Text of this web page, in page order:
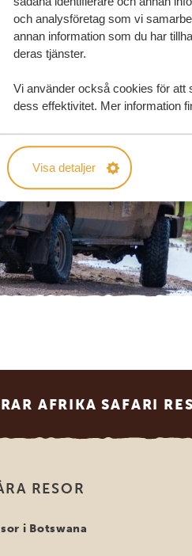
och analysföretag som vi
annan information som du har
deras tjänster.
Vi använder också cookies för att
dess effektivitet. Mer information
Visa detaljer
AFRIKA SAFARI
RESOR
i Botswana